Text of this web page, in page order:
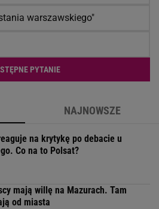
warszawskiego"
PYTANIE
NAJNOWSZE
na krytykę po debacie u
Co na to Polsat?
mają willę na Mazurach. Tam
od miasta